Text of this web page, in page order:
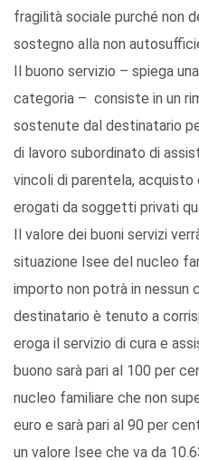
fragilità sociale purché non
sostegno alla non
Il buono servizio – spiega
categoria – consiste in un
sostenute dal destinatario
di lavoro subordinato di
vincoli di parentela, acquisto
erogati da soggetti privati
Il valore dei buoni servizi
situazione Isee del nucleo
importo non potrà in nessun
destinatario è tenuto a
eroga il servizio di cura e
buono sarà pari al 100 per
nucleo familiare che non
euro e sarà pari al 90 per
un valore Isee che va da